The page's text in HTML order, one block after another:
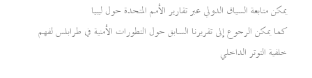
يمكن متابعة السياق الدولي عبر تقارير الأمم المتحدة حول ليبيا
كما يمكن الرجوع إلى تقريرنا السابق حول التطورات الأمنية في طرابلس لفهم
خلفية التوتر الداخلي